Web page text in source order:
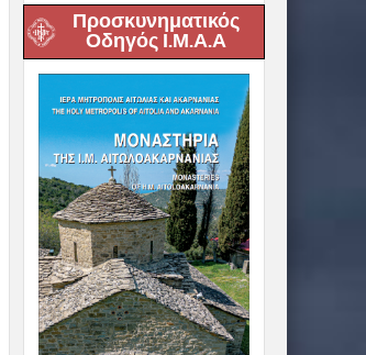
Προσκυνηματικός
Οδηγός Ι.Μ.Α.Α